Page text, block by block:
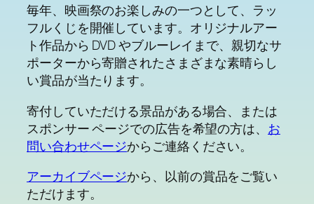
毎年、映画祭のお楽しみの一つとして、ラッ
フルくじを開催しています。オリジナルアー
ト作品から DVD やブルーレイまで、親切なサ
ポーターから寄贈されたさまざまな素晴らし
い賞品が当たります。
寄付していただける景品がある場合、または
スポンサー ページでの広告を希望の方は、 お
問い合わせページからご連絡ください。
アーカイブページから、以前の賞品をご覧い
ただけます。